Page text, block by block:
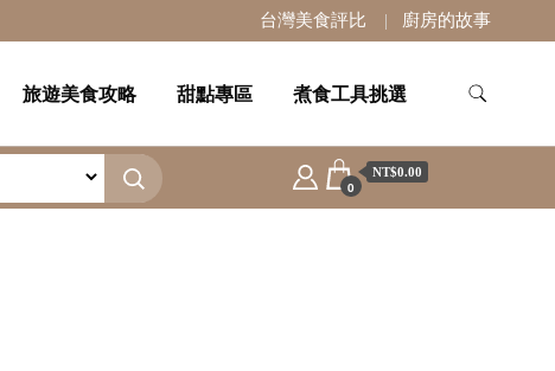
台灣美食評比 廚房的故事
旅遊美食攻略 甜點專區 煮食工具挑選
0
NT$0.00